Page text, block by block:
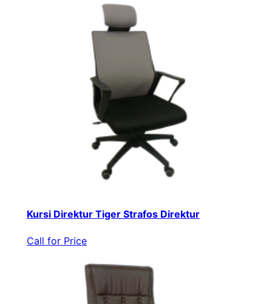
Kursi Direktur Tiger Strafos Direktur
Call for Price